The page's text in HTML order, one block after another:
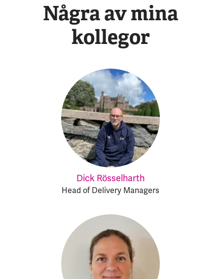
Några av mina
kollegor
Dick Rösselharth
Head of Delivery Managers